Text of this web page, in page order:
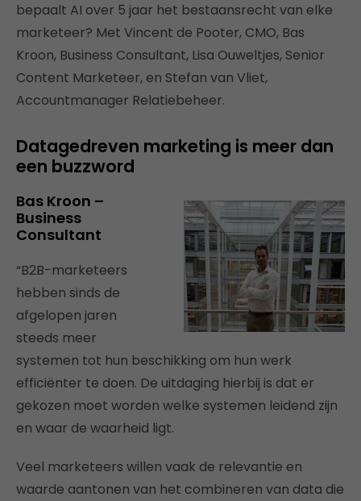
bepaalt AI over 5 jaar het bestaansrecht van elke
marketeer? Met Vincent de Pooter, CMO, Bas
Kroon, Business Consultant, Lisa Ouweltjes, Senior
Content Marketeer, en Stefan van Vliet,
Accountmanager Relatiebeheer.
Datagedreven marketing is meer dan
een buzzword
Bas Kroon –
Business
Consultant
“B2B-marketeers
hebben sinds de
afgelopen jaren
steeds meer
systemen tot hun beschikking om hun werk
efficiënter te doen. De uitdaging hierbij is dat er
gekozen moet worden welke systemen leidend zijn
en waar de waarheid ligt.
Veel marketeers willen vaak de relevantie en
waarde aantonen van het combineren van data die